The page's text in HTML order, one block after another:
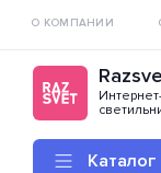
О КОМПАНИИ
Каталог